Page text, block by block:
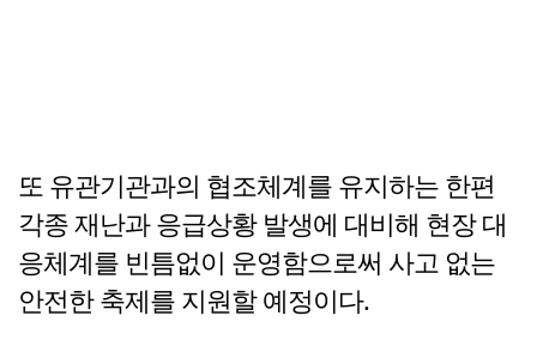
또 유관기관과의 협조체계를 유지하는 한편
각종 재난과 응급상황 발생에 대비해 현장 대
응체계를 빈틈없이 운영함으로써 사고 없는
안전한 축제를 지원할 예정이다.